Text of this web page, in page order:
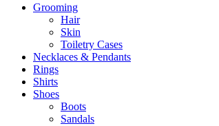
Grooming
Hair
Skin
Toiletry Cases
Necklaces & Pendants
Rings
Shirts
Shoes
Boots
Sandals